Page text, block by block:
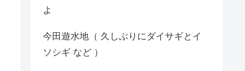
よ
今田遊水地（ 久しぶりにダイサギとイ
ソシギ など ）